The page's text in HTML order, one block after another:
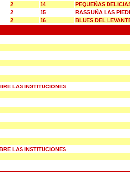
2
14
PEQUEÑAS
2
15
RASGUÑA LAS
2
16 BLUES DEL
LAS INSTITUCIONES
LAS INSTITUCIONES